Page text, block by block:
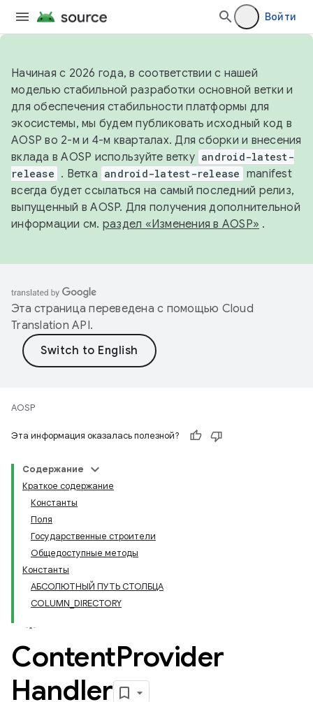
Войти
Начиная с 2026 года, в соответствии с нашей
моделью стабильной разработки основной ветки и
для обеспечения стабильности платформы для
экосистемы, мы будем публиковать исходный код в
AOSP во 2-м и 4-м кварталах. Для сборки и внесения
вклада в AOSP используйте ветку android-latest-
release . Ветка android-latest-release manifest
всегда будет ссылаться на самый последний релиз,
выпущенный в AOSP. Для получения дополнительной
информации см. раздел «Изменения в AOSP» .
Эта страница переведена с помощью Cloud
Translation API.
AOSP
Эта информация оказалась полезной?
Содержание
Краткое содержание
Константы
Поля
Государственные строители
Общедоступные методы
Константы
АБСОЛЮТНЫЙ ПУТЬ СТОЛБЦА
COLUMN_DIRECTORY
ContentProvider
Handler